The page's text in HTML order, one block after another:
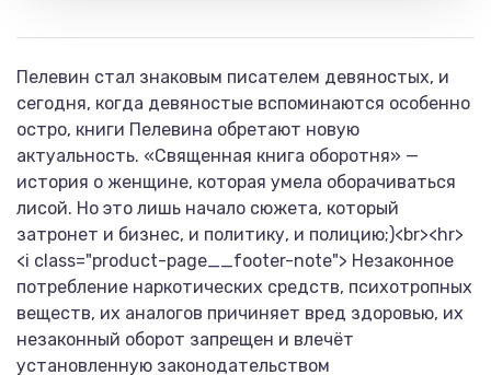
Пелевин стал знаковым писателем девяностых, и
сегодня, когда девяностые вспоминаются особенно
остро, книги Пелевина обретают новую
актуальность. «Священная книга оборотня» —
история о женщине, которая умела оборачиваться
лисой. Но это лишь начало сюжета, который
затронет и бизнес, и политику, и полицию;)<br><hr>
<i class="product-page__footer-note"> Незаконное
потребление наркотических средств, психотропных
веществ, их аналогов причиняет вред здоровью, их
незаконный оборот запрещен и влечёт
установленную законодательством